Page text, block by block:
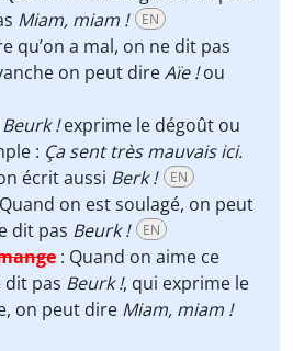
Miam, miam ! EN
qu’on a mal, on ne dit pas
on peut direAïe !ou
Beurk !exprime le dégoût ou
: Ça sent très mauvais ici.
écrit aussi Berk ! EN
Quand on est soulagé, on peut
dit pas Beurk ! EN
: Quand on aime ce
dit pas Beurk !, qui exprime le
on peut dire Miam, miam !